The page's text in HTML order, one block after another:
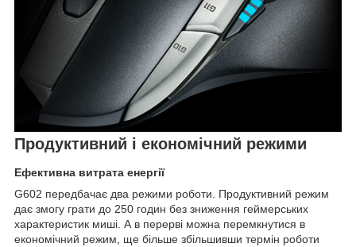
Продуктивний і економічний режими
Ефективна витрата енергії
G602 передбачає два режими роботи. Продуктивний режим
дає змогу грати до 250 годин без зниження геймерських
характеристик миші. А в перерві можна перемкнутися в
економічний режим, ще більше збільшивши термін роботи